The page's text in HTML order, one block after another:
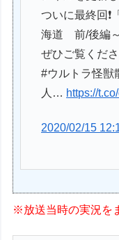
ついに最終回
海道 前/後編
ぜひご覧くだ
#ウルトラ怪獣
人… https://
2020/02/15
※放送当時の実況を